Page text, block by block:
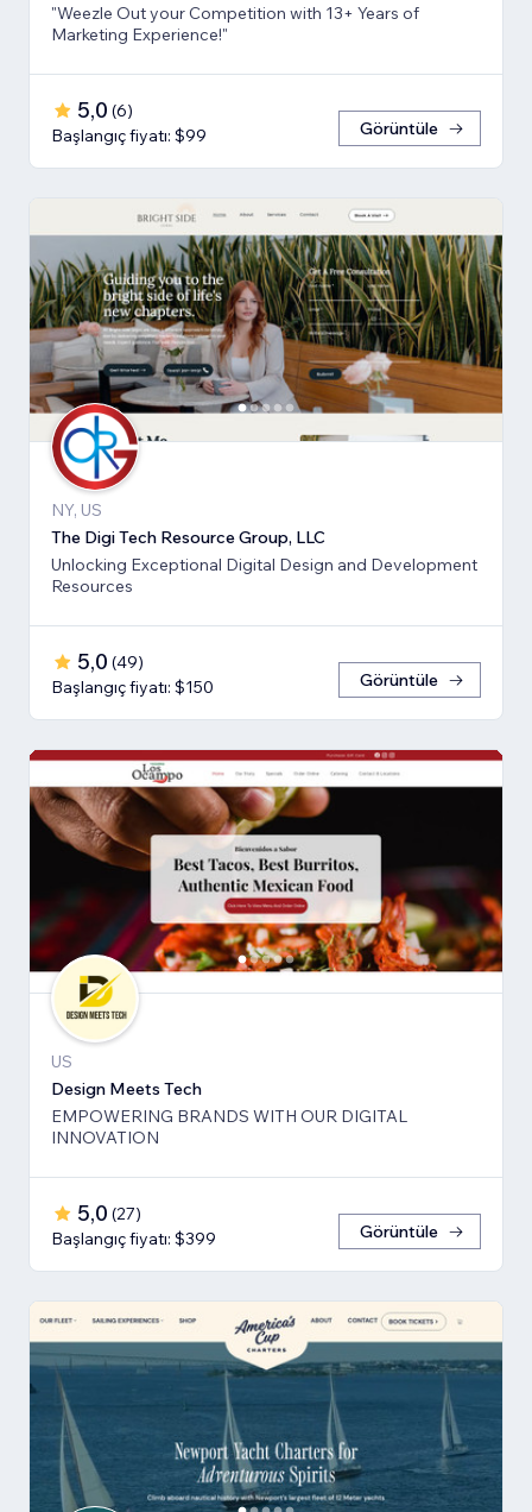
"Weezle Out your Competition with 13+ Years of
Marketing Experience!"
5,0 (6)
Başlangıç fiyatı: $99
Görüntüle
NY, US
The Digi Tech Resource Group, LLC
Unlocking Exceptional Digital Design and Development
Resources
5,0 (49)
Başlangıç fiyatı: $150
Görüntüle
US
Design Meets Tech
EMPOWERING BRANDS WITH OUR DIGITAL
INNOVATION
5,0 (27)
Başlangıç fiyatı: $399
Görüntüle